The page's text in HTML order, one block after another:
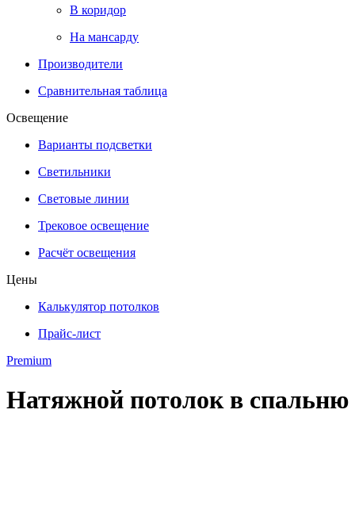
В коридор
На мансарду
Производители
Сравнительная таблица
Освещение
Варианты подсветки
Светильники
Световые линии
Трековое освещение
Расчёт освещения
Цены
Калькулятор потолков
Прайс-лист
Premium
Натяжной потолок в спальню